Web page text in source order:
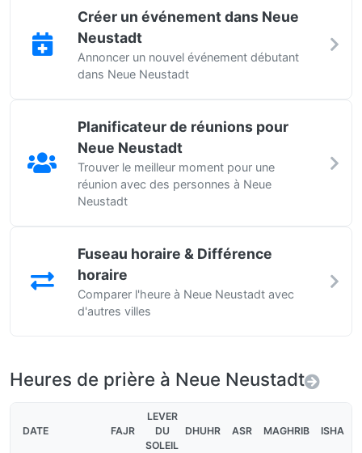
Créer un événement dans Neue
Neustadt
Annoncer un nouvel événement débutant
dans Neue Neustadt
Planificateur de réunions pour
Neue Neustadt
Trouver le meilleur moment pour une
réunion avec des personnes à Neue
Neustadt
Fuseau horaire & Différence
horaire
Comparer l'heure à Neue Neustadt avec
d'autres villes
Heures de prière à Neue Neustadt
DATE FAJR
LEVER
DU
SOLEIL
DHUHR ASR MAGHRIB ISHA